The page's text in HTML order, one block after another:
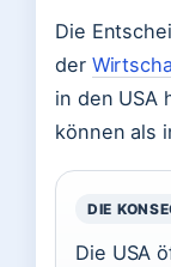
Die
der
in den USA
können als
DIE
Die USA